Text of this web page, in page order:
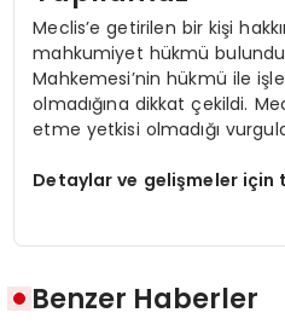
Meclis’e getirilen bir kişi
mahkumiyet hükmü
Mahkemesi’nin hükmü ile
olmadığına dikkat çekildi.
etme yetkisi olmadığı
Detaylar ve gelişmeler için
Benzer Haberler